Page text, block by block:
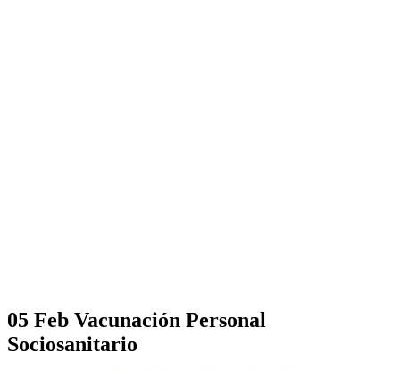
05 Feb Vacunación Personal
Sociosanitario